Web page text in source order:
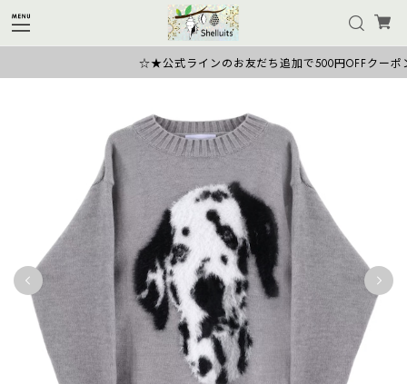
☆★公式ラインのお友だち追加で500円OFFクーポ